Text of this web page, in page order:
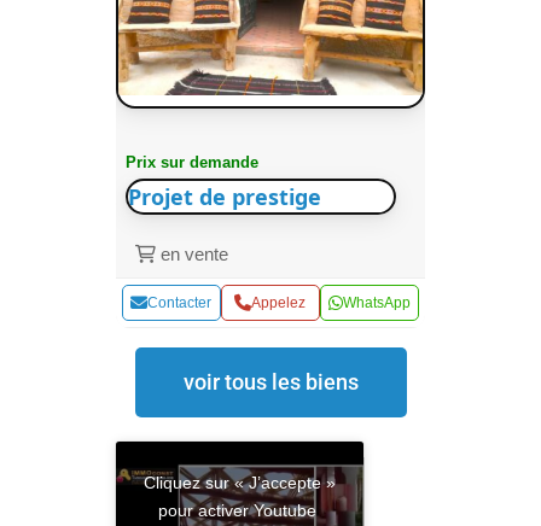
Prix sur demande
Projet de prestige
en vente
Contacter Appelez WhatsApp
voir tous les biens
Cliquez sur « J’accepte »
pour activer Youtube